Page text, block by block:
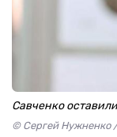
Савченко
© Сергей Нужненко